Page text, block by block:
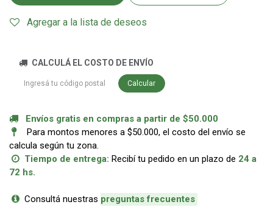
Agregar a la lista de deseos
CALCULÁ EL COSTO DE ENVÍO
Calcular
Envíos gratis en compras a partir de $50.000
Para montos menores a $50.000, el costo del envío se
calcula según tu zona.
Tiempo de entrega: Recibí tu pedido en un plazo de 24 a
72 hs.
Consultá nuestras preguntas frecuentes